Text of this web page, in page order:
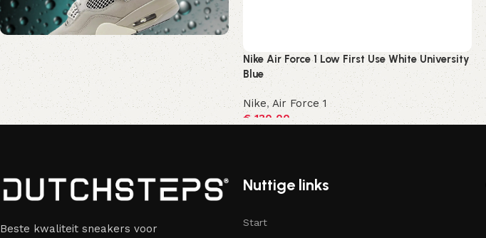
Nu kortingscode Korting10
10% Korting
Nike Air Force 1 Low First Use White University
Blue
Nike,Air Force 1
€130,00
Beste kwaliteit sneakers voor
Nuttige links
Start